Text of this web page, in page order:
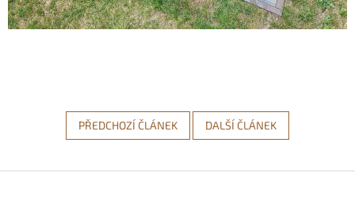
PŘEDCHOZÍ ČLÁNEK DALŠÍ ČLÁNEK